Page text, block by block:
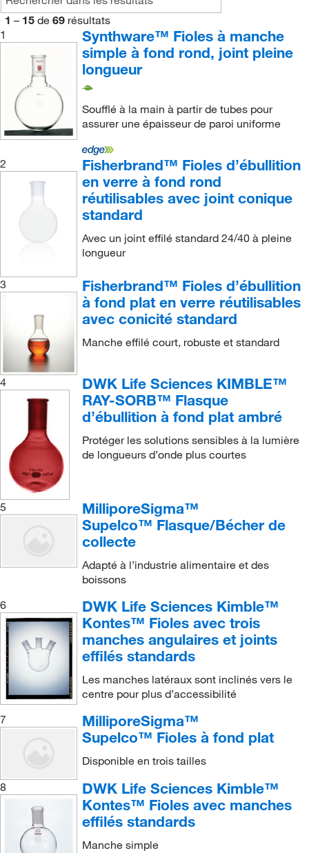
1 – 15 de 69 résultats
1
Synthware™ Fioles à manche
simple à fond rond, joint pleine
longueur
Soufflé à la main à partir de tubes pour
assurer une épaisseur de paroi uniforme
2
Fisherbrand™ Fioles d’ébullition
en verre à fond rond
réutilisables avec joint conique
standard
Avec un joint effilé standard 24/40 à pleine
longueur
3
Fisherbrand™ Fioles d’ébullition
à fond plat en verre réutilisables
avec conicité standard
Manche effilé court, robuste et standard
4
DWK Life Sciences KIMBLE™
RAY-SORB™ Flasque
d’ébullition à fond plat ambré
Protéger les solutions sensibles à la lumière
de longueurs d’onde plus courtes
5
MilliporeSigma™
Supelco™ Flasque/Bécher de
collecte
Adapté à l’industrie alimentaire et des
boissons
6
DWK Life Sciences Kimble™
Kontes™ Fioles avec trois
manches angulaires et joints
effilés standards
Les manches latéraux sont inclinés vers le
centre pour plus d’accessibilité
7
MilliporeSigma™
Supelco™ Fioles à fond plat
Disponible en trois tailles
8
DWK Life Sciences Kimble™
Kontes™ Fioles avec manches
effilés standards
Manche simple